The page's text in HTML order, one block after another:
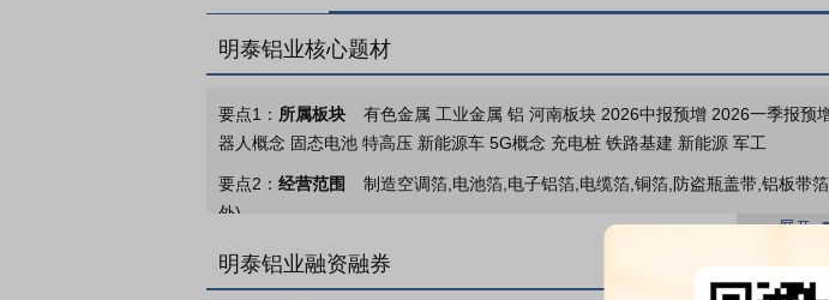
明泰铝业核心题材
要点1： 所属板块
有色金属 工业金属 铝 河南板块 2026中报预增 2026一季报
器人概念 固态电池 特高压 新能源车 5G概念 充电桩 铁路基建 新能源 军工
要点2： 经营范围
制造空调箔,电池箔,电子铝箔,电缆箔,铜箔,防盗瓶盖带,铝板带
外)。
要点3：铝板带箔、铝型材、再生资源综合应用
成“废铝回收—再生铝保级熔炼—铝加工精深制造—海内外销售”一体化全产业链布
明泰铝业融资融券